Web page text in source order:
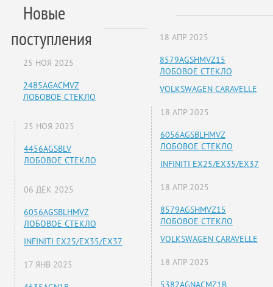
Новые
поступления
25 НОЯ 2025
2485AGACMVZ
ЛОБОВОЕ СТЕКЛО
25 НОЯ 2025
4456AGSBLV
ЛОБОВОЕ СТЕКЛО
06 ДЕК 2025
6056AGSBLHMVZ
ЛОБОВОЕ СТЕКЛО
INFINITI EX25/EX35/EX37
17 ЯНВ 2025
18 АПР 2025
8579AGSHMVZ15
ЛОБОВОЕ СТЕКЛО
VOLKSWAGEN CARAVELLE
18 АПР 2025
6056AGSBLHMVZ
ЛОБОВОЕ СТЕКЛО
INFINITI EX25/EX35/EX37
18 АПР 2025
8579AGSHMVZ15
ЛОБОВОЕ СТЕКЛО
VOLKSWAGEN CARAVELLE
18 АПР 2025
5382AGNACMZ1B